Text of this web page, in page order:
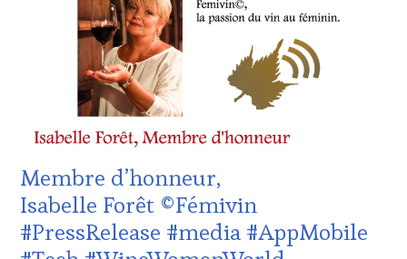
TOURISME,
CLÉS
VIN
ET
DE
LA
HAUTE
Membre d’honneur,
Isabelle Forêt ©Fémivin
#PressRelease #media #AppMobile